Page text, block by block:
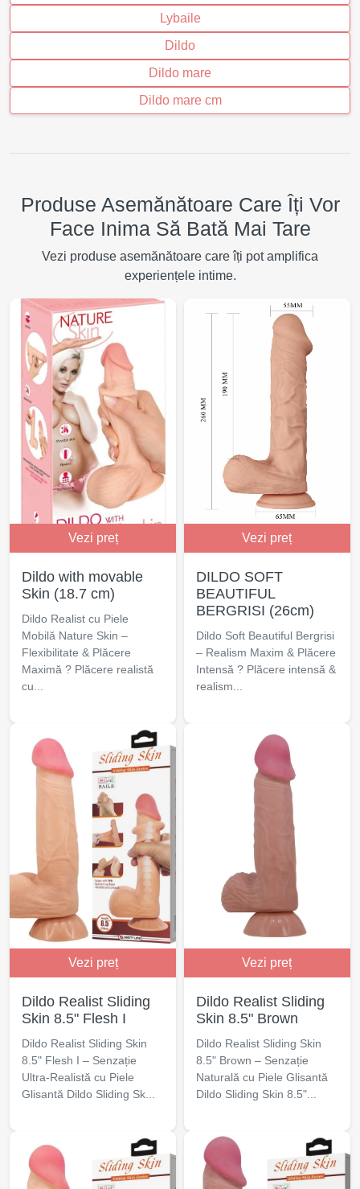
Lybaile
Dildo
Dildo mare
Dildo mare cm
Produse Asemănătoare Care Îți Vor
Face Inima Să Bată Mai Tare
Vezi produse asemănătoare care îți pot amplifica
experiențele intime.
Vezi preț
Dildo with movable
Skin (18.7 cm)
Dildo Realist cu Piele
Mobilă Nature Skin –
Flexibilitate & Plăcere
Maximă ? Plăcere realistă
cu...
Vezi preț
DILDO SOFT
BEAUTIFUL
BERGRISI (26cm)
Dildo Soft Beautiful Bergrisi
– Realism Maxim & Plăcere
Intensă ? Plăcere intensă &
realism...
Vezi preț
Dildo Realist Sliding
Skin 8.5" Flesh I
Dildo Realist Sliding Skin
8.5" Flesh I – Senzație
Ultra-Realistă cu Piele
Glisantă Dildo Sliding Sk...
Vezi preț
Dildo Realist Sliding
Skin 8.5" Brown
Dildo Realist Sliding Skin
8.5" Brown – Senzație
Naturală cu Piele Glisantă
Dildo Sliding Skin 8.5"...